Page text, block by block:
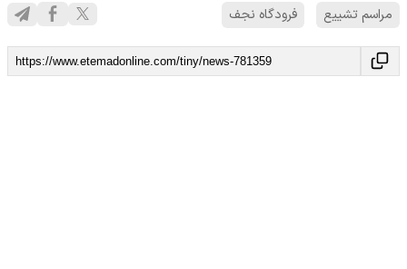
مراسم تشییع فرودگاه نجف